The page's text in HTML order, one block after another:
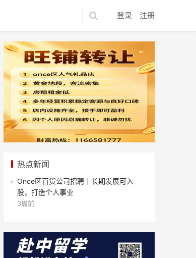
登录 注册
今日鲜活海产震撼来袭！
热点新闻
Once区百货公司招聘｜长期发展可入
股，打造个人事业
3周前